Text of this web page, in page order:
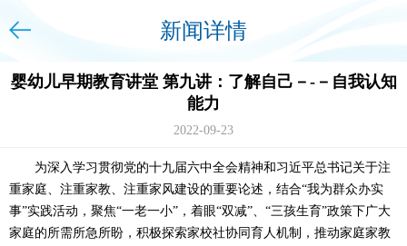
新闻详情
婴幼儿早期教育讲堂 第九讲：了解自己－-－自我认知
能力
2022-09-23
为深入学习贯彻党的十九届六中全会精神和习近平总书记关于注
重家庭、注重家教、注重家风建设的重要论述，结合“我为群众办实
事”实践活动，聚焦“一老一小”，着眼“双减”、“三孩生育”政策下广大
家庭的所需所急所盼，积极探索家校社协同育人机制，推动家庭家教